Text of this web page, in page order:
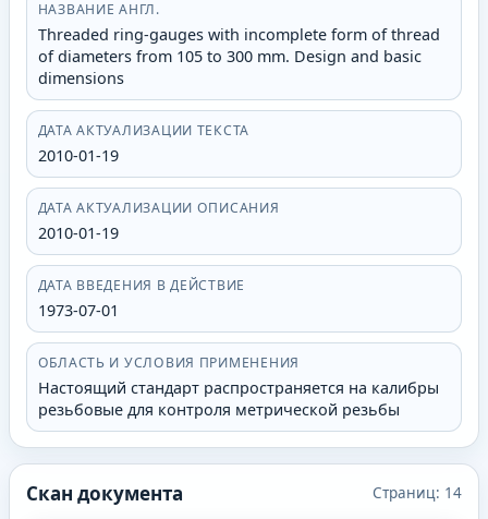
НАЗВАНИЕ АНГЛ.
Threaded ring-gauges with incomplete form of thread
of diameters from 105 to 300 mm. Design and basic
dimensions
ДАТА АКТУАЛИЗАЦИИ ТЕКСТА
2010-01-19
ДАТА АКТУАЛИЗАЦИИ ОПИСАНИЯ
2010-01-19
ДАТА ВВЕДЕНИЯ В ДЕЙСТВИЕ
1973-07-01
ОБЛАСТЬ И УСЛОВИЯ ПРИМЕНЕНИЯ
Настоящий стандарт распространяется на калибры
резьбовые для контроля метрической резьбы
Скан документа Страниц: 14